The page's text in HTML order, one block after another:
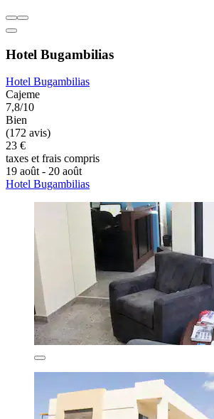
Hotel Bugambilias
Hotel Bugambilias
Cajeme
7,8/10
Bien
(172 avis)
23 €
taxes et frais compris
19 août - 20 août
Hotel Bugambilias